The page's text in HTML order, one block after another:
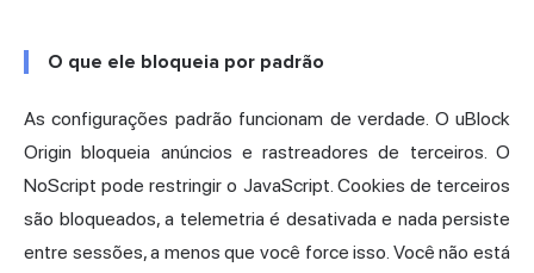
O que ele bloqueia por padrão
As configurações padrão funcionam de verdade. O uBlock
Origin bloqueia anúncios e rastreadores de terceiros. O
NoScript pode restringir o JavaScript. Cookies de terceiros
são bloqueados, a telemetria é desativada e nada persiste
entre sessões, a menos que você force isso. Você não está